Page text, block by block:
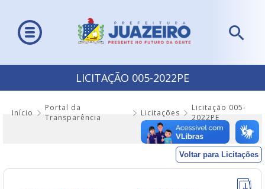
LICITAÇÃO 005-2022PE
Início
Portal da
Transparência
Licitações
Licitação 005-
2022PE
Voltar para Licitações